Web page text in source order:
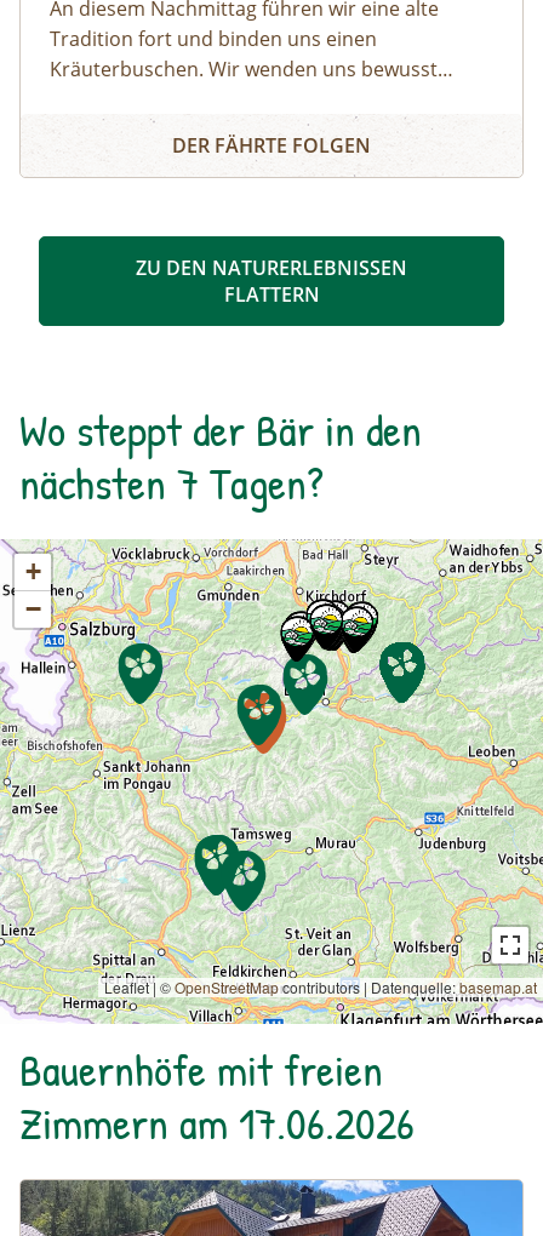
An diesem Nachmittag führen wir eine alte
Tradition fort und binden uns einen
Kräuterbuschen. Wir wenden uns bewusst
Gesundheit zu erhalten.
Kräuterbuschen binden
DER FÄHRTE FOLGEN
ZU DEN NATURERLEBNISSEN
FLATTERN
Wo steppt der Bär in den
nächsten 7 Tagen?
+
−
Leaflet | ©OpenStreetMapcontributors |Datenquelle:basemap.at
Bauernhöfe mit freien
Zimmern am 17.06.2026
Urlaub am Bauernhof: Biobauernhof Rinnergut